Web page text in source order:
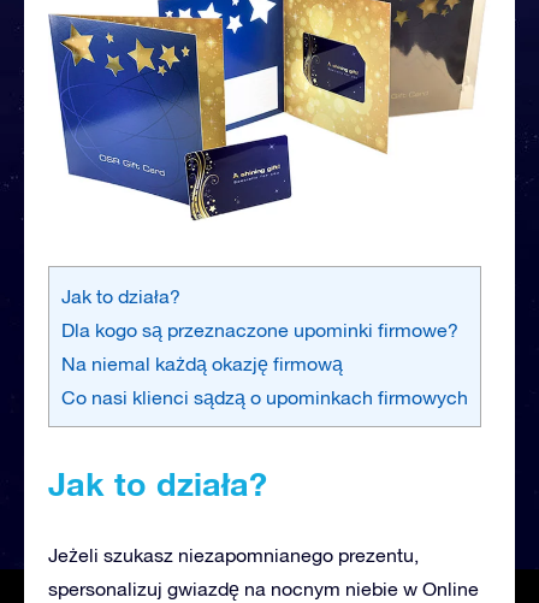
Jak to działa?
Dla kogo są przeznaczone upominki firmowe?
Na niemal każdą okazję firmową
Co nasi klienci sądzą o upominkach firmowych
Jak to działa?
Jeżeli szukasz niezapomnianego prezentu,
spersonalizuj gwiazdę na nocnym niebie w Online